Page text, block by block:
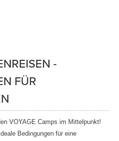
-
FÜR
VOYAGE Camps im Mittelpunkt!
Bedingungen für eine